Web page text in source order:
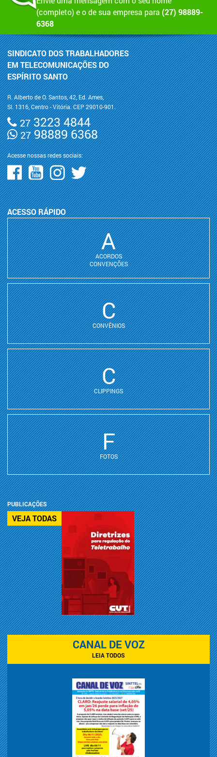
(completo) e o de sua empresa para (27) 98889-
6368
SINDICATO DOS TRABALHADORES
EM TELECOMUNICAÇÕES DO
ESPÍRITO SANTO
R. Alberto de O. Santos, 42, Ed. Ames,
Sl. 1316, Centro - Vitória. CEP 29010-901.
273223 4844
2798889 6368
Acesse nossas redes sociais:
ACESSO RÁPIDO
A
ACORDOS
CONVENÇÕES
C
CONVÊNIOS
C
CLIPPINGS
F
FOTOS
PUBLICAÇÕES
VEJA TODAS
CANAL DE VOZ
LEIA TODOS